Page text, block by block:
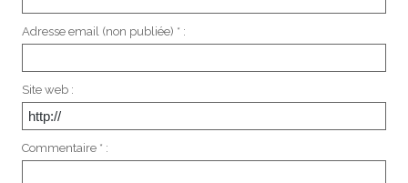
Adresse email (non publiée) * :
Site web :
Commentaire * :